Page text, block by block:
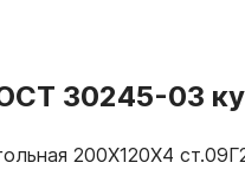
30245-03
200Х120Х4